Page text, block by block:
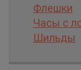
Флешки
Часы с
Шильды